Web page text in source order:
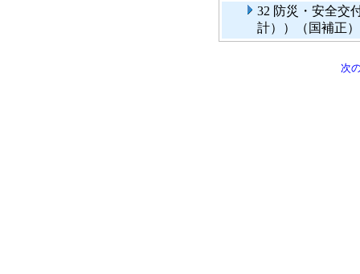
32 防災・安全交
計））（国補正）
次